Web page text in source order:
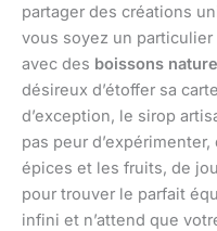
partager des créations
vous soyez un
avec des boissons
désireux d’étoffer sa
d’exception, le sirop
pas peur
épices et les fruits, de
pour trouver le parfait
infini et n’attend que